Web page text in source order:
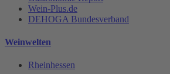
Wein-Plus.de
DEHOGA Bundesverband
Weinwelten
Rheinhessen